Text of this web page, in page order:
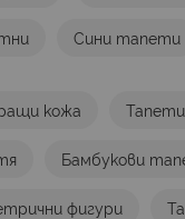
Сини тапети
кожа
Бамбукови
фигури